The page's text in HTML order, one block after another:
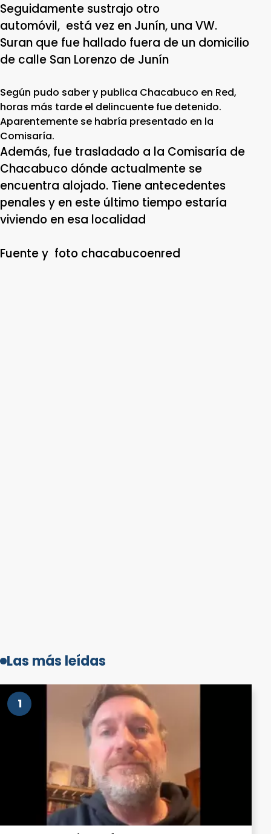
Seguidamente sustrajo otro
automóvil, está vez en Junín, una VW.
Suran que fue hallado fuera de un domicilio
de calle San Lorenzo de Junín
Según pudo saber y publica Chacabuco en Red,
horas más tarde el delincuente fue detenido.
Aparentemente se habría presentado en la
Comisaría.
Además, fue trasladado a la Comisaría de
Chacabuco dónde actualmente se
encuentra alojado. Tiene antecedentes
penales y en este último tiempo estaría
viviendo en esa localidad
Fuente y foto chacabucoenred
Las más leídas
1